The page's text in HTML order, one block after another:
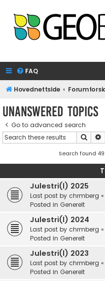
FAQ
Hovednettside
Unanswered topics
Go to advanced search
Search
Search found
Julestri(l) 2025
Last post by chrmberg «
Posted in Generelt
Julestri(l) 2024
Last post by chrmberg «
Posted in Generelt
Julestri(l) 2023
Last post by chrmberg «
Posted in Generelt